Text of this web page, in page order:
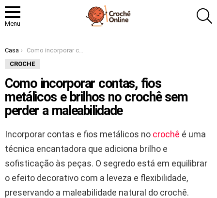
Menu
Você está aqui:
Casa
Como incorporar contas, fios metálicos e brilhos no crochê sem perder a maleabilidade
CROCHE
Como incorporar contas, fios
metálicos e brilhos no crochê sem
perder a maleabilidade
Incorporar contas e fios metálicos no crochê é uma
técnica encantadora que adiciona brilho e
sofisticação às peças. O segredo está em equilibrar
o efeito decorativo com a leveza e flexibilidade,
preservando a maleabilidade natural do crochê.